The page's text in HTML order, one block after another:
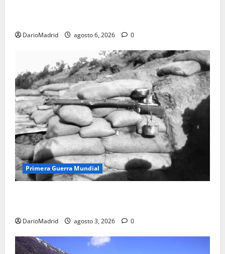
DarioMadrid agosto 6, 2026 0
Primera Guerra Mundial
DarioMadrid agosto 3, 2026 0